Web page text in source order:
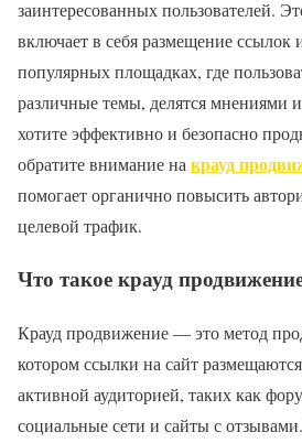
заинтересованных пользователей.
включает в себя размещение ссылок
популярных площадках, где
различные темы, делятся мнениями
хотите эффективно и безопасно
обратите внимание на крауд
помогает органично повысить
целевой трафик.
Что такое крауд
Крауд продвижение — это метод
котором ссылки на сайт
активной аудиторией, таких как
социальные сети и сайты с